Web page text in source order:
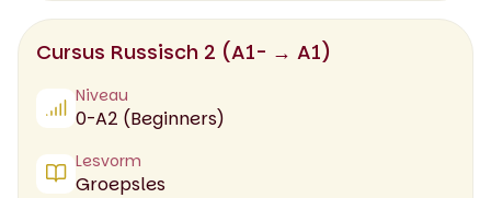
Cursus Russisch 2 (A1- → A1)
Niveau
0-A2 (Beginners)
Lesvorm
Groepsles